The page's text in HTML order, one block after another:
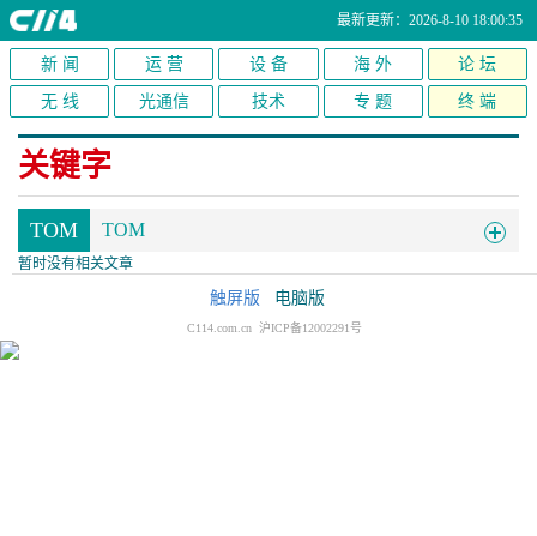
最新更新：2026-8-10 18:00:35
新 闻 运 营 设 备 海 外 论 坛
无 线 光通信 技术 专 题 终 端
关键字
TOM TOM
暂时没有相关文章
触屏版 电脑版
C114.com.cn 沪ICP备12002291号